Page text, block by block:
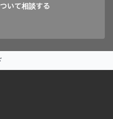
いて相談する